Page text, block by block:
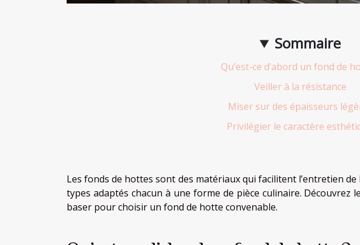
Sommaire
Qu’est-ce d’abord un fond de
Veiller à la résistance
Miser sur des épaisseurs
Privilégier le caractère
Les fonds de hottes sont des matériaux qui facilitent l’entretien
types adaptés chacun à une forme de pièce culinaire.
baser pour choisir un fond de hotte convenable.